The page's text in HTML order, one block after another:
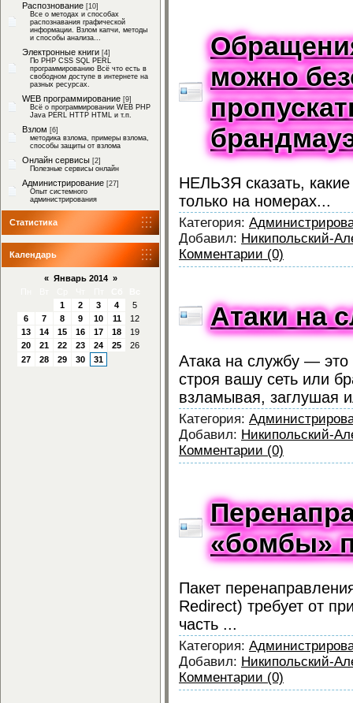
Распознование [10]
Все о методах и способах
распознавания графической
информации. Взлом капчи, методы
и способы анализа...
Электронные книги [4]
По PHP CSS SQL PERL
программированию Всё что есть в
свободном доступе в интернете на
разных ресурсах.
WEB программирование [9]
Всё о программировании WEB PHP
Java PERL HTTP HTML и т.п.
Взлом [6]
методика взлома, примеры взлома,
способы защиты от взлома
Онлайн сервисы [2]
Полезные сервисы онлайн
Администрирование [27]
Опыт системного
администрирования
Статистика
Календарь
« Январь 2014 »
1
2 3 4
5
6
7 8 9 10 11
12
13
14 15 16 17 18
19
20
21 22 23 24 25
26
27
28 29 30 31
можно
НЕЛЬЗЯ сказать,
только на номерах...
Категория:
Добавил: Никипольский-
Комментарии (0)
Атаки на
Атака на службу — это
строя вашу сеть или
взламывая, заглушая
Категория:
Добавил: Никипольский-
Комментарии (0)
«бомбы»
Пакет
Redirect) требует от
часть ...
Категория:
Добавил: Никипольский-
Комментарии (0)